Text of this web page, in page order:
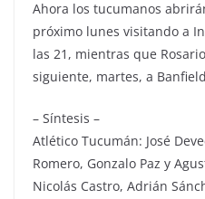
Ahora los tucumanos
próximo lunes visitando a
las 21, mientras que
siguiente, martes, a
– Síntesis –
Atlético Tucumán: José
Romero, Gonzalo Paz y
Nicolás Castro, Adrián